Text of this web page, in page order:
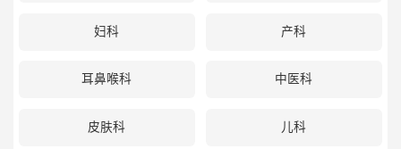
妇科 产科
耳鼻喉科 中医科
皮肤科 儿科